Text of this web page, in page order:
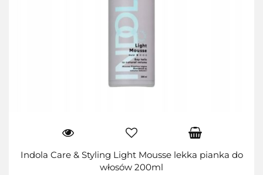
Indola Care & Styling Light Mousse lekka pianka do
włosów 200ml